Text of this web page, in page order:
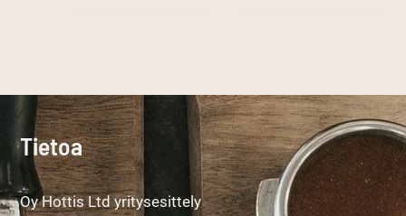
Tietoa
Oy Hottis Ltd yritysesittely